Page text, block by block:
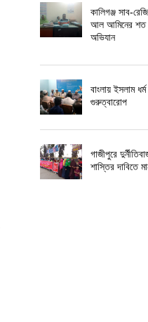
কালিগঞ্জ সাব-
আল আমিনের শত
অভিযান
বাংলায় ইসলাম
গুরুত্বারোপ
গাজীপুরে
শাস্তির দাবিতে